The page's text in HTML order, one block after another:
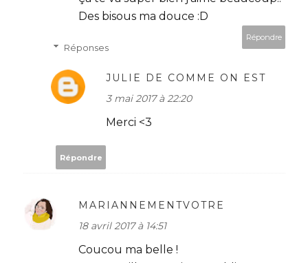
Des bisous ma douce :D
Répondre
Réponses
JULIE DE COMME ON EST
3 mai 2017 à 22:20
Merci <3
Répondre
MARIANNEMENTVOTRE
18 avril 2017 à 14:51
Coucou ma belle !